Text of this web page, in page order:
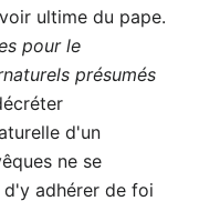
ultime du pape.
pour le
présumés
d'un
ne se
adhérer de foi